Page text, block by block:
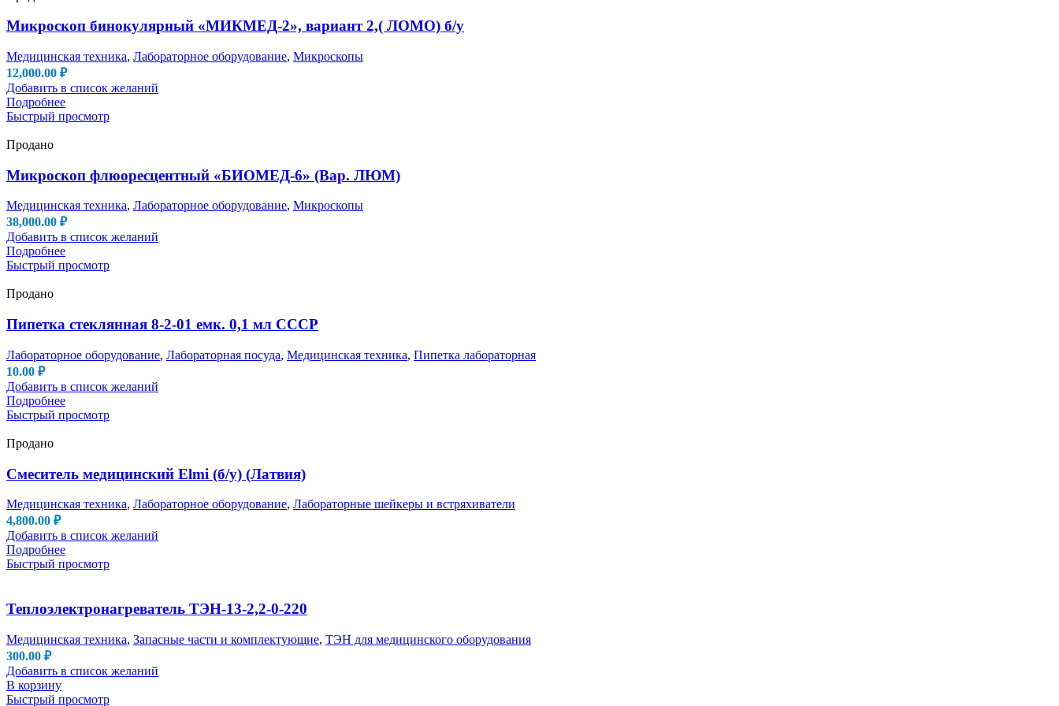
Микроскоп бинокулярный «МИКМЕД-2», вариант 2,( ЛОМО) б/у
Медицинская техника, Лабораторное оборудование, Микроскопы
12,000.00 ₽
Добавить в список желаний
Подробнее
Быстрый просмотр
Продано
Микроскоп флюоресцентный «БИОМЕД-6» (Вар. ЛЮМ)
Медицинская техника, Лабораторное оборудование, Микроскопы
38,000.00 ₽
Добавить в список желаний
Подробнее
Быстрый просмотр
Продано
Пипетка стеклянная 8-2-01 емк. 0,1 мл СССР
Лабораторное оборудование, Лабораторная посуда, Медицинская техника, Пипетка лабораторная
10.00 ₽
Добавить в список желаний
Подробнее
Быстрый просмотр
Продано
Смеситель медицинский Elmi (б/у) (Латвия)
Медицинская техника, Лабораторное оборудование, Лабораторные шейкеры и встряхиватели
4,800.00 ₽
Добавить в список желаний
Подробнее
Быстрый просмотр
Теплоэлектронагреватель ТЭН-13-2,2-0-220
Медицинская техника, Запасные части и комплектующие, ТЭН для медицинского оборудования
300.00 ₽
Добавить в список желаний
В корзину
Быстрый просмотр